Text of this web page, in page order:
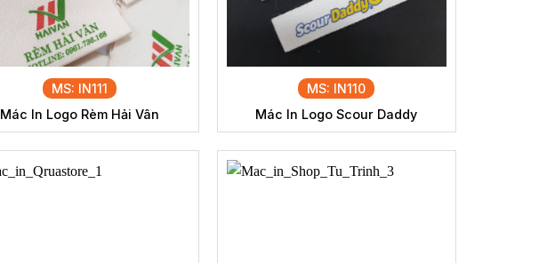
MS: IN111
Mác In Logo Rèm Hải Vân
MS: IN110
Mác In Logo Scour Daddy